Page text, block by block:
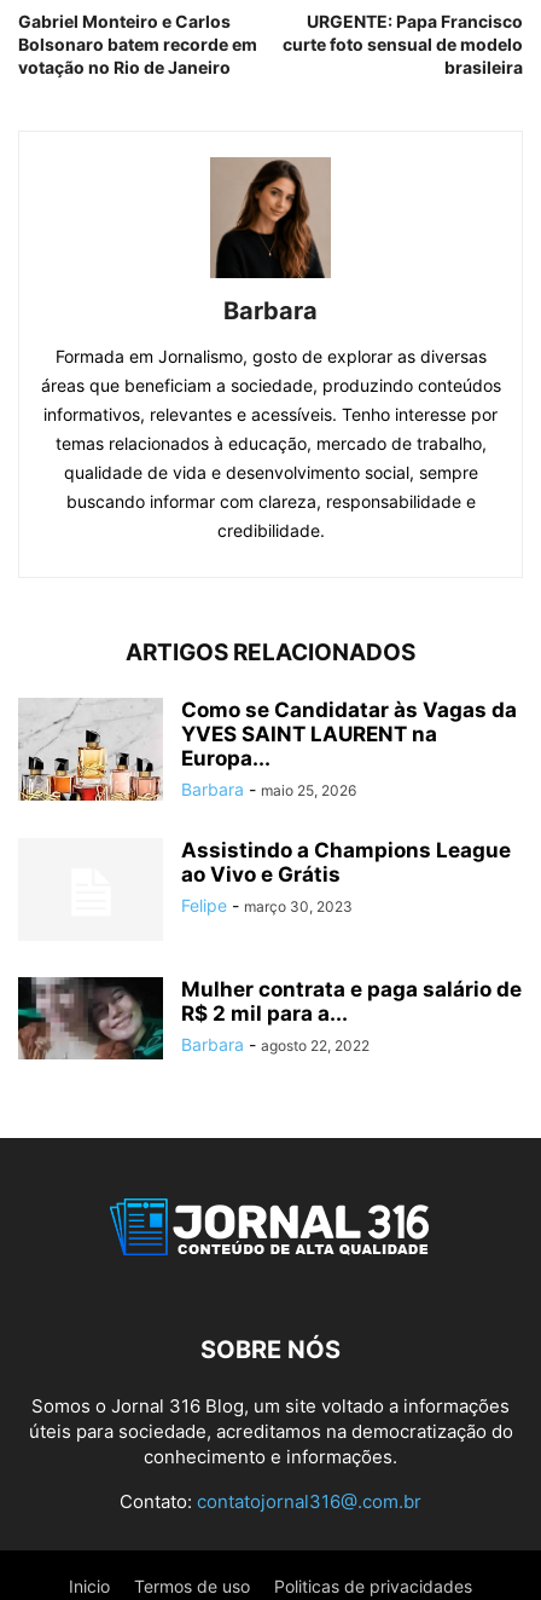
Gabriel Monteiro e Carlos
Bolsonaro batem recorde em
votação no Rio de Janeiro
URGENTE: Papa Francisco
curte foto sensual de modelo
brasileira
Barbara
Formada em Jornalismo, gosto de explorar as diversas
áreas que beneficiam a sociedade, produzindo conteúdos
informativos, relevantes e acessíveis. Tenho interesse por
temas relacionados à educação, mercado de trabalho,
qualidade de vida e desenvolvimento social, sempre
buscando informar com clareza, responsabilidade e
credibilidade.
ARTIGOS RELACIONADOS
Como se Candidatar às Vagas da
YVES SAINT LAURENT na
Europa...
Barbara - maio 25, 2026
Assistindo a Champions League
ao Vivo e Grátis
Felipe - março 30, 2023
Mulher contrata e paga salário de
R$ 2 mil para a...
Barbara - agosto 22, 2022
SOBRE NÓS
Somos o Jornal 316 Blog, um site voltado a informações
úteis para sociedade, acreditamos na democratização do
conhecimento e informações.
Contato: contatojornal316@.com.br
Inicio Termos de uso Politicas de privacidades